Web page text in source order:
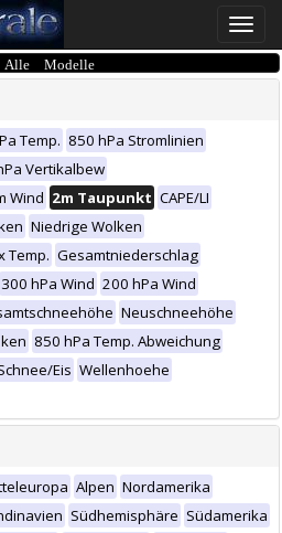
Toggle
Modelle
Temp. 850 hPa Stromlinien
Vertikalbew
Wind 2m Taupunkt CAPE/LI
Niedrige Wolken
Temp. Gesamtniederschlag
300 hPa Wind 200 hPa Wind
Neuschneehöhe
850 hPa Temp. Abweichung
Eis Wellenhoehe
Alpen Nordamerika
Südhemisphäre Südamerika